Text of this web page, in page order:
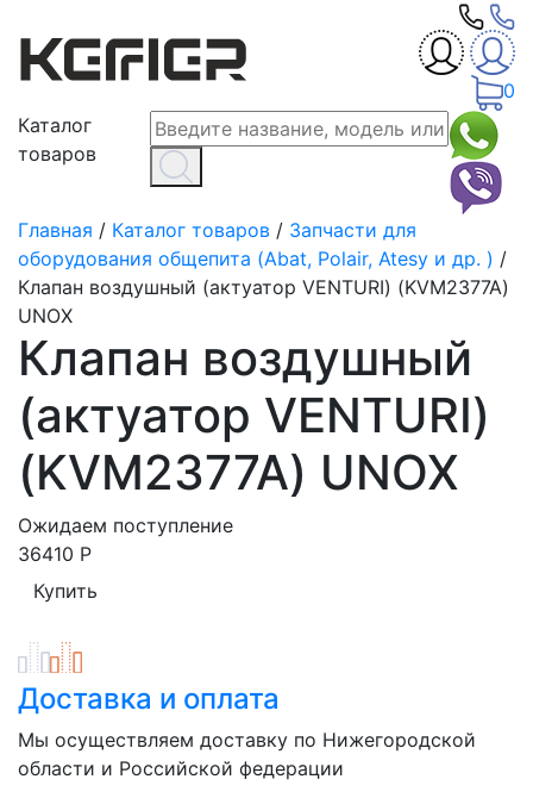
0
Каталог
товаров
Главная / Каталог товаров / Запчасти для
оборудования общепита (Abat, Polair, Atesy и др. ) /
Клапан воздушный (актуатор VENTURI) (KVM2377A)
UNOX
Клапан воздушный
(актуатор VENTURI)
(KVM2377A) UNOX
Ожидаем поступление
36410 Р
Доставка и оплата
Мы осуществляем доставку по Нижегородской
области и Российской федерации